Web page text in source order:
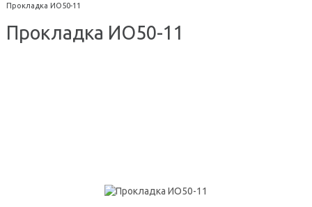
Прокладка ИО50-11
Прокладка ИО50-11